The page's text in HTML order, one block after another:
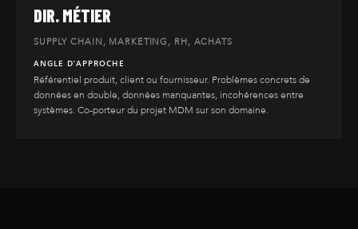
DIR. MÉTIER
SUPPLY CHAIN, MARKETING, RH, ACHATS
ANGLE D’APPROCHE
Référentiel produit, client ou fournisseur. Problèmes concrets de
données en double, données manquantes, incohérences entre
systèmes. Co-porteur du projet MDM sur son domaine.